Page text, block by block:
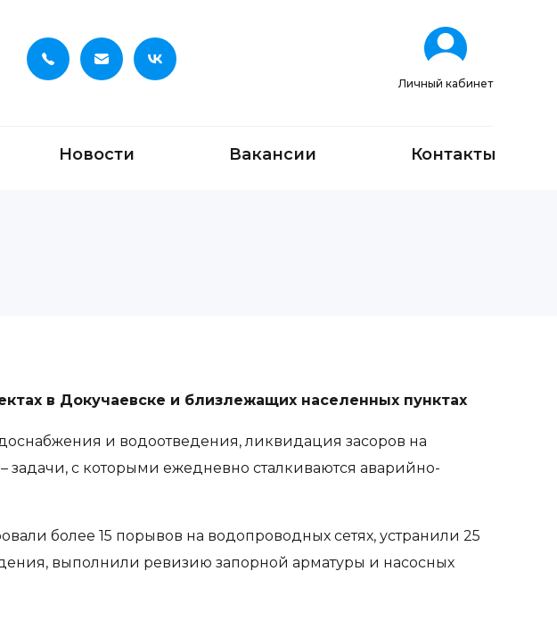
Личный кабинет
Новости Вакансии Контакты
в Докучаевске и близлежащих населенных пунктах
и водоотведения, ликвидация засоров на
задачи, с которыми ежедневно сталкиваются аварийно-
более 15 порывов на водопроводных сетях, устранили 25
выполнили ревизию запорной арматуры и насосных